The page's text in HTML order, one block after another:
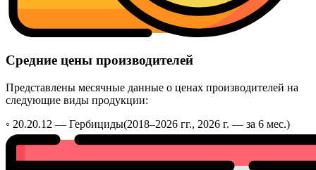
Средние цены производителей
Представлены месячные данные о ценах производителей на
следующие виды продукции:
◦ 20.20.12 — Гербициды(2018–2026 гг., 2026 г. — за 6 мес.)